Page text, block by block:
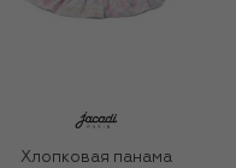
Хлопковая панама